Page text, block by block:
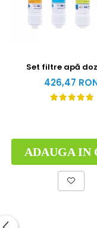
Set
426,47
ADAUGA IN